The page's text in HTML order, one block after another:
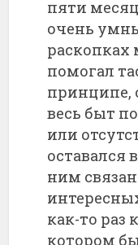
пяти
очень
раскопках
помогал
принципе,
весь быт
или
оставался
ним
как-то раз
котором